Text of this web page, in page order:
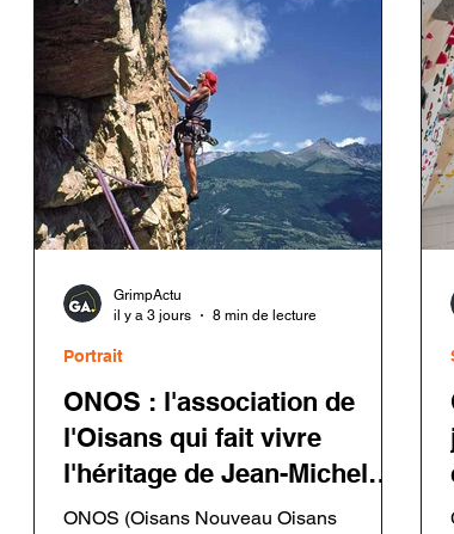
ONOS : l'association de
l'Oisans qui fait vivre
l'héritage de Jean-Michel
Cambon
ONOS (Oisans Nouveau Oisans
Portrait
GrimpActu
il y a 3 jours
8 min de lecture